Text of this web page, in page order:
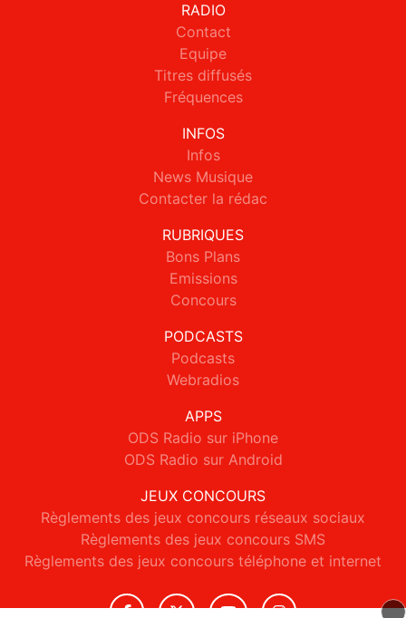
RADIO
Contact
Equipe
Titres diffusés
Fréquences
INFOS
Infos
News Musique
Contacter la rédac
RUBRIQUES
Bons Plans
Emissions
Concours
PODCASTS
Podcasts
Webradios
APPS
ODS Radio sur iPhone
ODS Radio sur Android
JEUX CONCOURS
Règlements des jeux concours réseaux sociaux
Règlements des jeux concours SMS
Règlements des jeux concours téléphone et internet